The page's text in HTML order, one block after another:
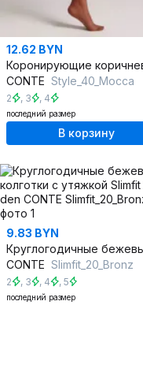
12.62 BYN
CONTE Style_40_Mocca
2 , 3 , 4
последний размер
В корзину
9.83 BYN
CONTE Slimfit_20_Bronz
2 , 3 , 4 , 5
последний размер